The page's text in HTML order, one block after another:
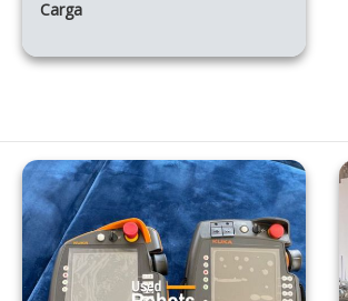
Carga